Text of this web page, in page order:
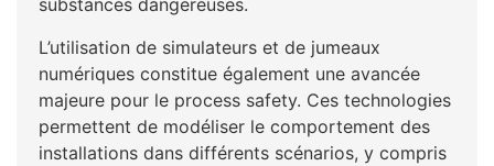
substances dangereuses.
L’utilisation de simulateurs et de jumeaux
numériques constitue également une avancée
majeure pour le process safety. Ces technologies
permettent de modéliser le comportement des
installations dans différents scénarios, y compris